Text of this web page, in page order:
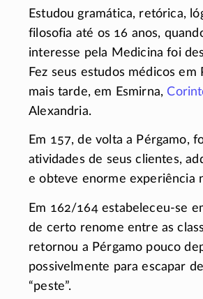
Estudou gramática, retórica,
filosofia até os 16 anos,
interesse pela Medicina foi
Fez seus estudos médicos em
mais tarde, em Esmirna,
Alexandria.
Em 157, de volta a Pérgamo,
atividades de seus clientes,
e obteve enorme experiência
Em 162/164 estabeleceu-se
de certo renome entre as
retornou a Pérgamo pouco
possivelmente para escapar
“peste”.